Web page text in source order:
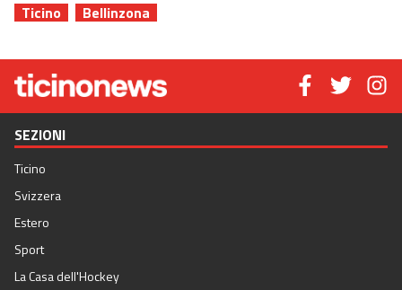
Ticino
Bellinzona
SEZIONI
Ticino
Svizzera
Estero
Sport
La Casa dell'Hockey